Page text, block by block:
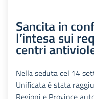
Sancita in
l’intesa sui
centri
Nella seduta del 14
Unificata è stata
Regioni e Province